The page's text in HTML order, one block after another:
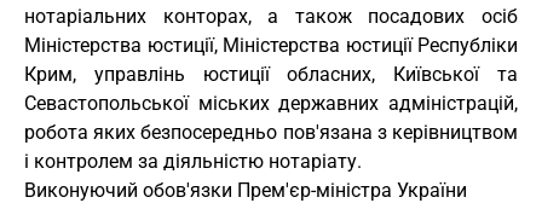
нотаріальних конторах, а також посадових осіб
Міністерства юстиції, Міністерства юстиції Республіки
Крим, управлінь юстиції обласних, Київської та
Севастопольської міських державних адміністрацій,
робота яких безпосередньо пов'язана з керівництвом
і контролем за діяльністю нотаріату.
Виконуючий обов'язки Прем'єр-міністра України